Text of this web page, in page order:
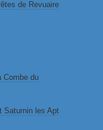
de Revuaire
Combe du
Saturnin les Apt